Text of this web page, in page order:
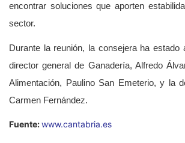
encontrar soluciones que aporten
sector.
Durante la reunión, la consejera ha estado
director general de Ganadería, Alfredo
Alimentación, Paulino San Emeterio, y la
Carmen Fernández.
Fuente:www.cantabria.es